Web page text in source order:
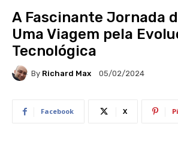
A Fascinante Jornada
Uma Viagem pela
Tecnológica
By Richard Max 05/02/2024
Facebook X